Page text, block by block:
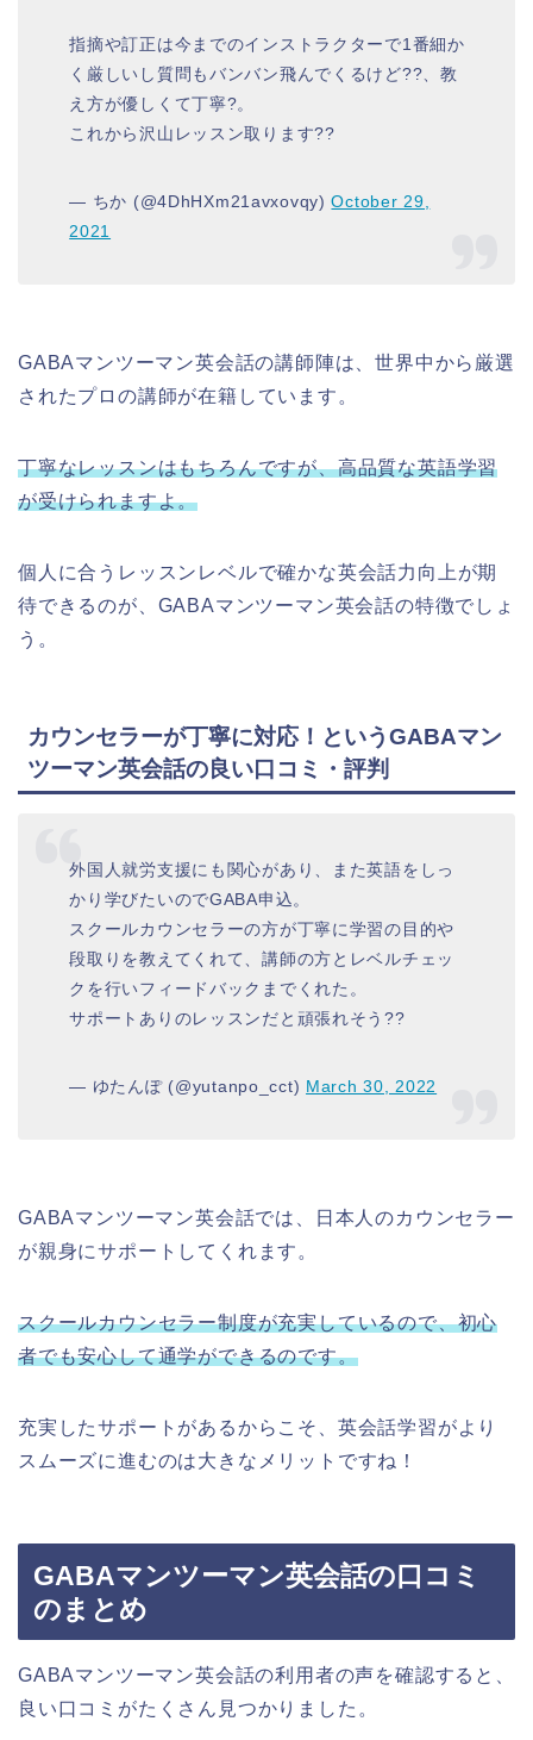
指摘や訂正は今までのインストラクターで1番細か
く厳しいし質問もバンバン飛んでくるけど??、教
え方が優しくて丁寧?。
これから沢山レッスン取ります??
— ちか (@4DhHXm21avxovqy)October 29,
2021
GABAマンツーマン英会話の講師陣は、世界中から厳選
されたプロの講師が在籍しています。
丁寧なレッスンはもちろんですが、高品質な英語学習
が受けられますよ。
個人に合うレッスンレベルで確かな英会話力向上が期
待できるのが、GABAマンツーマン英会話の特徴でしょ
う。
カウンセラーが丁寧に対応！というGABAマン
ツーマン英会話の良い口コミ・評判
外国人就労支援にも関心があり、また英語をしっ
かり学びたいのでGABA申込。
スクールカウンセラーの方が丁寧に学習の目的や
段取りを教えてくれて、講師の方とレベルチェッ
クを行いフィードバックまでくれた。
サポートありのレッスンだと頑張れそう??
— ゆたんぽ (@yutanpo_cct) March 30, 2022
GABAマンツーマン英会話では、日本人のカウンセラー
が親身にサポートしてくれます。
スクールカウンセラー制度が充実しているので、初心
者でも安心して通学ができるのです。
充実したサポートがあるからこそ、英会話学習がより
スムーズに進むのは大きなメリットですね！
GABAマンツーマン英会話の口コミ
のまとめ
GABAマンツーマン英会話の利用者の声を確認すると、
良い口コミがたくさん見つかりました。